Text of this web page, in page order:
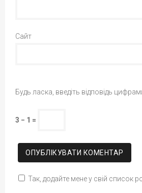
Сайт
Будь ласка, введіть відповідь
3 − 1 =
Так, додайте мене у свій список